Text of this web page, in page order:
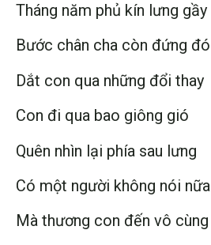
Tháng năm phủ kín lưng gầy
Bước chân cha còn đứng đó
Dắt con qua những đổi thay
Con đi qua bao giông gió
Quên nhìn lại phía sau lưng
Có một người không nói nữa
Mà thương con đến vô cùng